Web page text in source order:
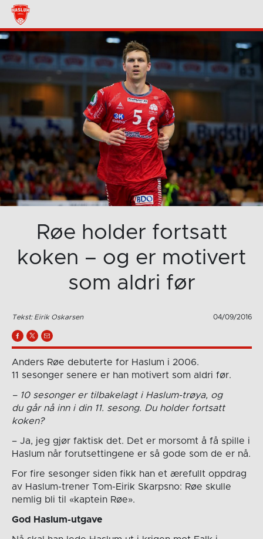
Røe holder fortsatt
koken – og er motivert
som aldri før
Tekst: Eirik Oskarsen 04/09/2016
Anders Røe debuterte for Haslum i 2006.
11 sesonger senere er han motivert som aldri før.
– 10 sesonger er tilbakelagt i Haslum-trøya, og
du går nå inn i din 11. sesong. Du holder fortsatt
koken?
– Ja, jeg gjør faktisk det. Det er morsomt å få spille i
Haslum når forutsettingene er så gode som de er nå.
For fire sesonger siden fikk han et ærefullt oppdrag
av Haslum-trener Tom-Eirik Skarpsno: Røe skulle
nemlig bli til «kaptein Røe».
God Haslum-utgave